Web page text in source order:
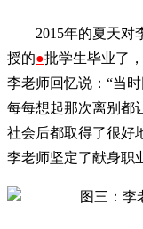
2015年的夏天对
授的●批学生毕业了
李老师回忆说：“当
每每想起那次离别都
社会后都取得了很好
李老师坚定了献身职